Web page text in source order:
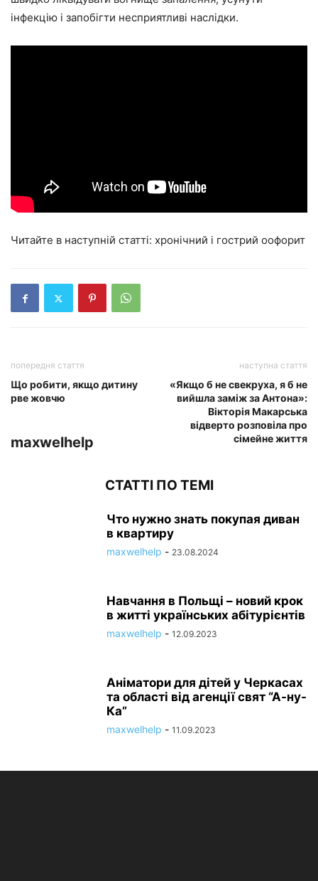
інфекцію і запобігти несприятливі наслідки.
Читайте в наступній статті: хронічний і гострий оофорит
попередня стаття
Що робити, якщо дитину
рве жовчю
наступна стаття
«Якщо б не свекруха, я б не
вийшла заміж за Антона»:
Вікторія Макарська
відверто розповіла про
сімейне життя
maxwelhelp
СТАТТІ ПО ТЕМІ
Что нужно знать покупая диван
в квартиру
maxwelhelp - 23.08.2024
Навчання в Польщі – новий крок
в житті українських абітурієнтів
maxwelhelp - 12.09.2023
Аніматори для дітей у Черкасах
та області від агенції свят “А-ну-
Ка”
maxwelhelp - 11.09.2023